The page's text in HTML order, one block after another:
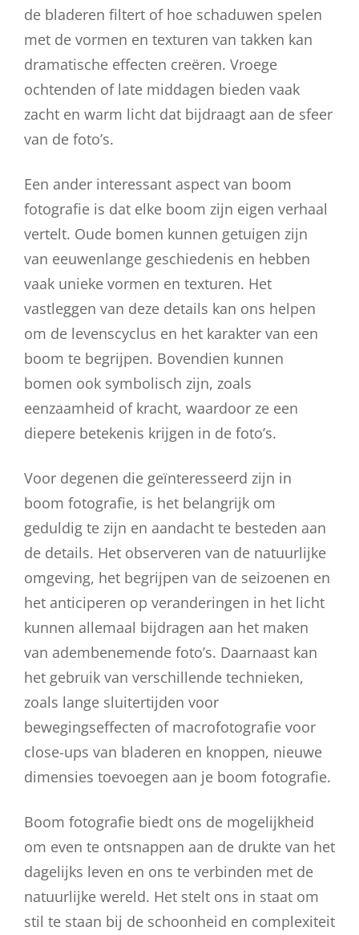
de bladeren filtert of hoe schaduwen spelen
met de vormen en texturen van takken kan
dramatische effecten creëren. Vroege
ochtenden of late middagen bieden vaak
zacht en warm licht dat bijdraagt aan de sfeer
van de foto’s.
Een ander interessant aspect van boom
fotografie is dat elke boom zijn eigen verhaal
vertelt. Oude bomen kunnen getuigen zijn
van eeuwenlange geschiedenis en hebben
vaak unieke vormen en texturen. Het
vastleggen van deze details kan ons helpen
om de levenscyclus en het karakter van een
boom te begrijpen. Bovendien kunnen
bomen ook symbolisch zijn, zoals
eenzaamheid of kracht, waardoor ze een
diepere betekenis krijgen in de foto’s.
Voor degenen die geïnteresseerd zijn in
boom fotografie, is het belangrijk om
geduldig te zijn en aandacht te besteden aan
de details. Het observeren van de natuurlijke
omgeving, het begrijpen van de seizoenen en
het anticiperen op veranderingen in het licht
kunnen allemaal bijdragen aan het maken
van adembenemende foto’s. Daarnaast kan
het gebruik van verschillende technieken,
zoals lange sluitertijden voor
bewegingseffecten of macrofotografie voor
close-ups van bladeren en knoppen, nieuwe
dimensies toevoegen aan je boom fotografie.
Boom fotografie biedt ons de mogelijkheid
om even te ontsnappen aan de drukte van het
dagelijks leven en ons te verbinden met de
natuurlijke wereld. Het stelt ons in staat om
stil te staan bij de schoonheid en complexiteit